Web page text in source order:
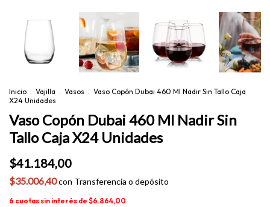
Inicio Vajilla Vasos
Vaso Copón Dubai 460 Ml Nadir Sin Tallo Caja
X24 Unidades
Vaso Copón Dubai 460 Ml Nadir Sin
Tallo Caja X24 Unidades
$41.184,00
$35.006,40con Transferencia o depósito
6 cuotas sin interés de $6.864,00